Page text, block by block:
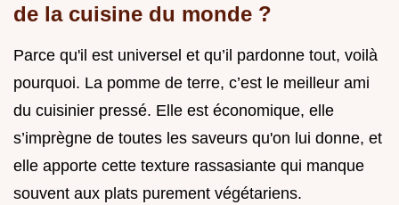
de la cuisine du monde ?
Parce qu'il est universel et qu’il pardonne tout, voilà
pourquoi. La pomme de terre, c’est le meilleur ami
du cuisinier pressé. Elle est économique, elle
s’imprègne de toutes les saveurs qu'on lui donne, et
elle apporte cette texture rassasiante qui manque
souvent aux plats purement végétariens.